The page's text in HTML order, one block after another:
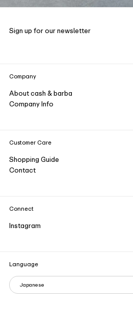
Sign up for our newsletter
Company
About cash & barba
Company Info
Customer Care
Shopping Guide
Contact
Connect
Instagram
Language
Japanese